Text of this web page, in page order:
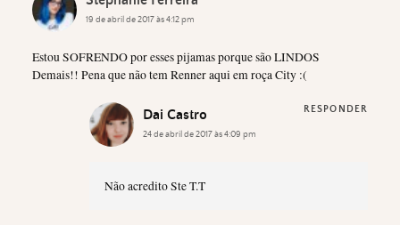
19 de abril de 2017 às 4:12 pm
Estou SOFRENDO por esses pijamas porque são LINDOS
Demais!! Pena que não tem Renner aqui em roça City :(
Dai Castro
24 de abril de 2017 às 4:09 pm
Não acredito Ste T.T
RESPONDER